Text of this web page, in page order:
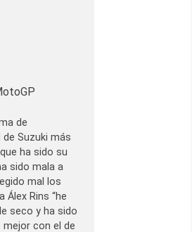
de
Suzuki más
ha sido su
sido mala a
mal los
Álex Rins “he
seco y ha sido
mejor con el de